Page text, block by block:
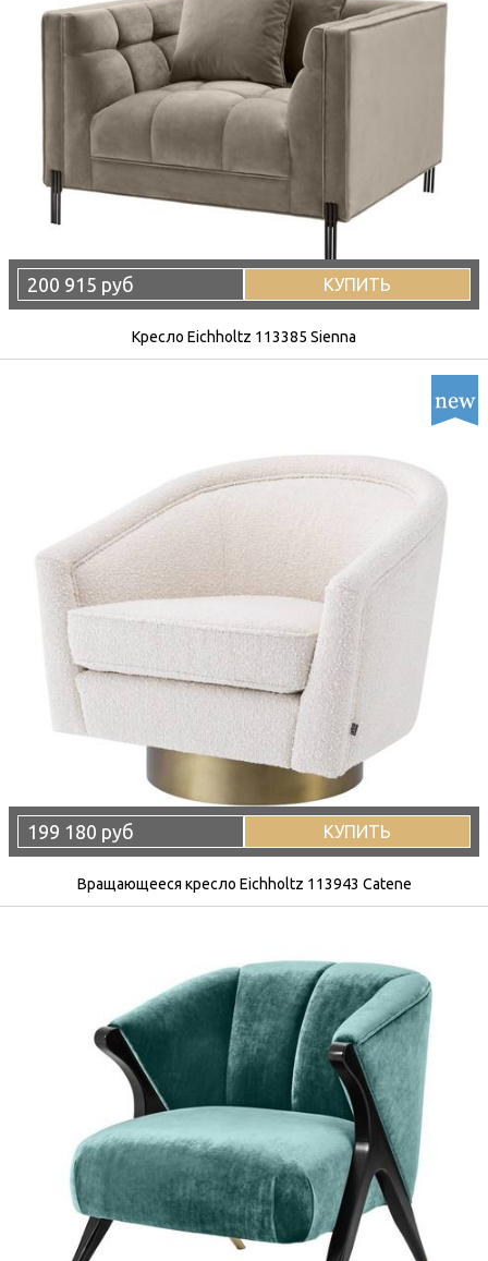
200 915 руб КУПИТЬ
Кресло Eichholtz 113385 Sienna
199 180 руб КУПИТЬ
Вращающееся кресло Eichholtz 113943 Catene